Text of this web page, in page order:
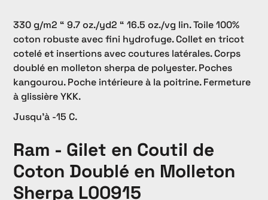
330 g/m2 “ 9.7 oz./yd2 “ 16.5 oz./vg lin. Toile 100%
coton robuste avec fini hydrofuge. Collet en tricot
cotelé et insertions avec coutures latérales. Corps
doublé en molleton sherpa de polyester. Poches
kangourou. Poche intérieure à la poitrine. Fermeture
à glissière YKK.
Jusqu'à -15 C.
Ram - Gilet en Coutil de
Coton Doublé en Molleton
Sherpa L00915